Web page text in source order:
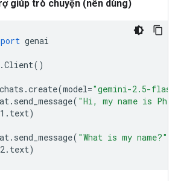
giúp trò chuyện (nên dùng)
genai
.Client()
chats .create(model="gemini-2.5-
. send_message( "Hi, my name is
. text)
. send_message( "What is my name?"
. text)